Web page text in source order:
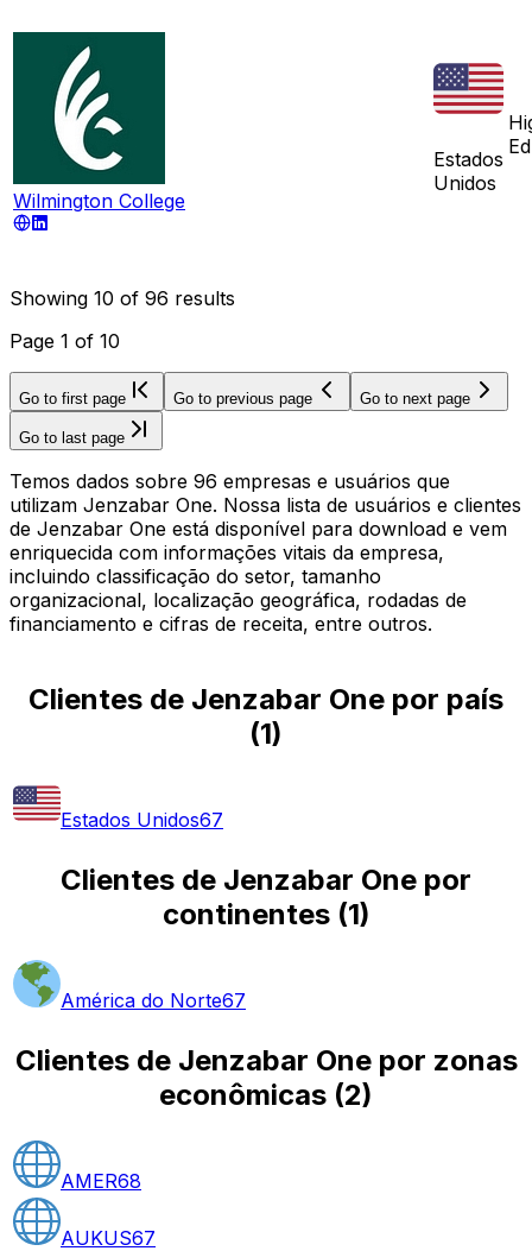
Wilmington College
Estados
Unidos
Showing 10 of 96 results
Page 1 of 10
Go to first page Go to previous page Go to next page
Go to last page
Temos dados sobre 96 empresas e usuários que
utilizam Jenzabar One. Nossa lista de usuários e clientes
de Jenzabar One está disponível para download e vem
enriquecida com informações vitais da empresa,
incluindo classificação do setor, tamanho
organizacional, localização geográfica, rodadas de
financiamento e cifras de receita, entre outros.
Clientes de Jenzabar One por país
(1)
Estados Unidos67
Clientes de Jenzabar One por
continentes(1)
América do Norte67
Clientes de Jenzabar One por zonas
econômicas (2)
AMER68
AUKUS67